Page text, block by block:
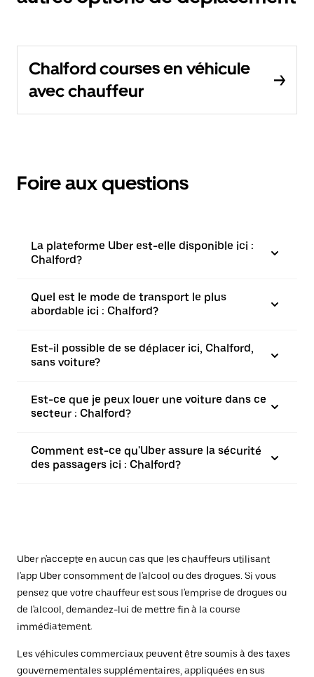
Chalford courses en véhicule
avec chauffeur
Foire aux questions
La plateforme Uber est-elle disponible ici :
Chalford?
Quel est le mode de transport le plus
abordable ici : Chalford?
Est-il possible de se déplacer ici, Chalford,
sans voiture?
Est-ce que je peux louer une voiture dans ce
secteur : Chalford?
Comment est-ce qu'Uber assure la sécurité
des passagers ici : Chalford?
Uber n'accepte en aucun cas que les chauffeurs utilisant
l'app Uber consomment de l'alcool ou des drogues. Si vous
pensez que votre chauffeur est sous l'emprise de drogues ou
de l'alcool, demandez-lui de mettre fin à la course
immédiatement.
Les véhicules commerciaux peuvent être soumis à des taxes
gouvernementales supplémentaires, appliquées en sus